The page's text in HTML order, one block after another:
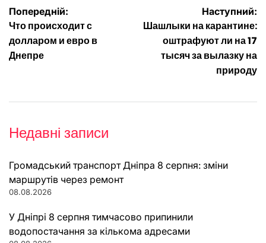
Навігація
записів
Попередній:
Что происходит с
долларом и евро в
Днепре
Наступний:
Шашлыки на карантине:
оштрафуют ли на 17
тысяч за вылазку на
природу
Недавні записи
Громадський транспорт Дніпра 8 серпня: зміни
маршрутів через ремонт
08.08.2026
У Дніпрі 8 серпня тимчасово припинили
водопостачання за кількома адресами